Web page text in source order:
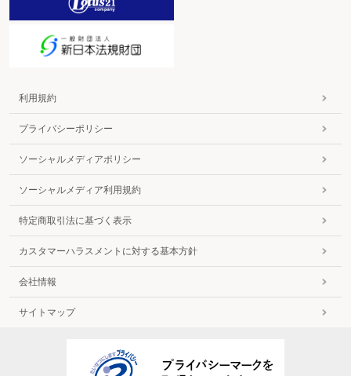
利用規約
プライバシーポリシー
ソーシャルメディアポリシー
ソーシャルメディア利用規約
特定商取引法に基づく表示
カスタマーハラスメントに対する基本方針
会社情報
サイトマップ